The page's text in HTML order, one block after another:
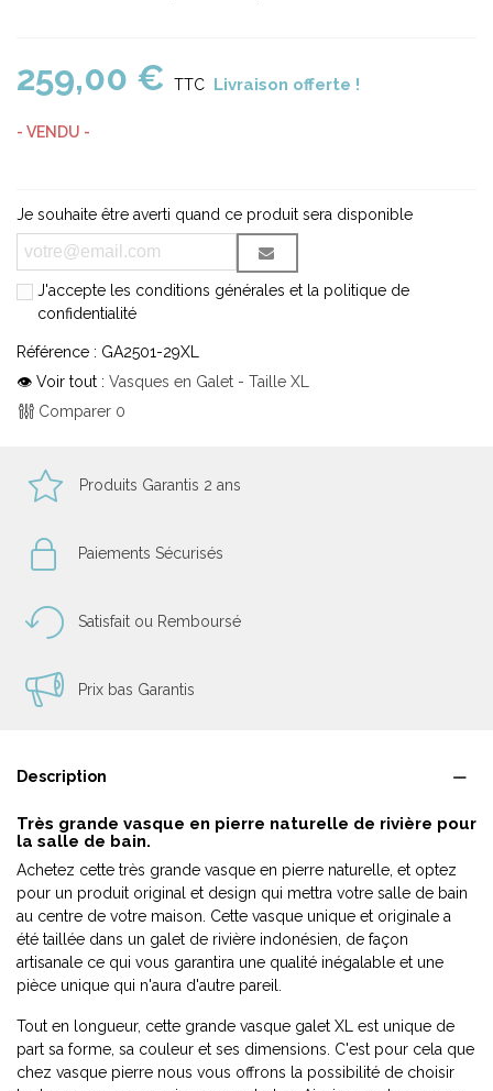
259,00 € TTC Livraison offerte !
- VENDU -
Je souhaite être averti quand ce produit sera disponible
J'accepte les conditions générales et la politique de
confidentialité
Référence : GA2501-29XL
👁 Voir tout : Vasques en Galet - Taille XL
Comparer 0
Produits Garantis 2 ans
Paiements Sécurisés
Satisfait ou Remboursé
Prix bas Garantis
Description
Très grande vasque en pierre naturelle de rivière pour
la salle de bain.
Achetez cette très grande vasque en pierre naturelle, et optez
pour un produit original et design qui mettra votre salle de bain
au centre de votre maison. Cette vasque unique et originale a
été taillée dans un galet de rivière indonésien, de façon
artisanale ce qui vous garantira une qualité inégalable et une
pièce unique qui n'aura d'autre pareil.
Tout en longueur, cette grande vasque galet XL est unique de
part sa forme, sa couleur et ses dimensions. C'est pour cela que
chez vasque pierre nous vous offrons la possibilité de choisir